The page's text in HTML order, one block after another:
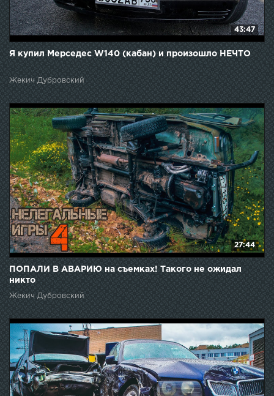
43:47
Я купил Мерседес W140 (кабан) и произошло НЕЧТО
Жекич Дубровский
27:44
ПОПАЛИ В АВАРИЮ на съемках! Такого не ожидал
никто
Жекич Дубровский